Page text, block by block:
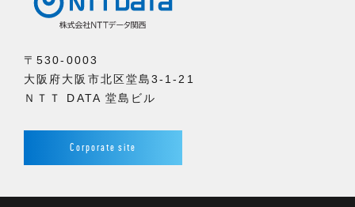
〒530-0003
大阪府大阪市北区堂島3-1-21
ＮＴＴ DATA 堂島ビル
Corporate site